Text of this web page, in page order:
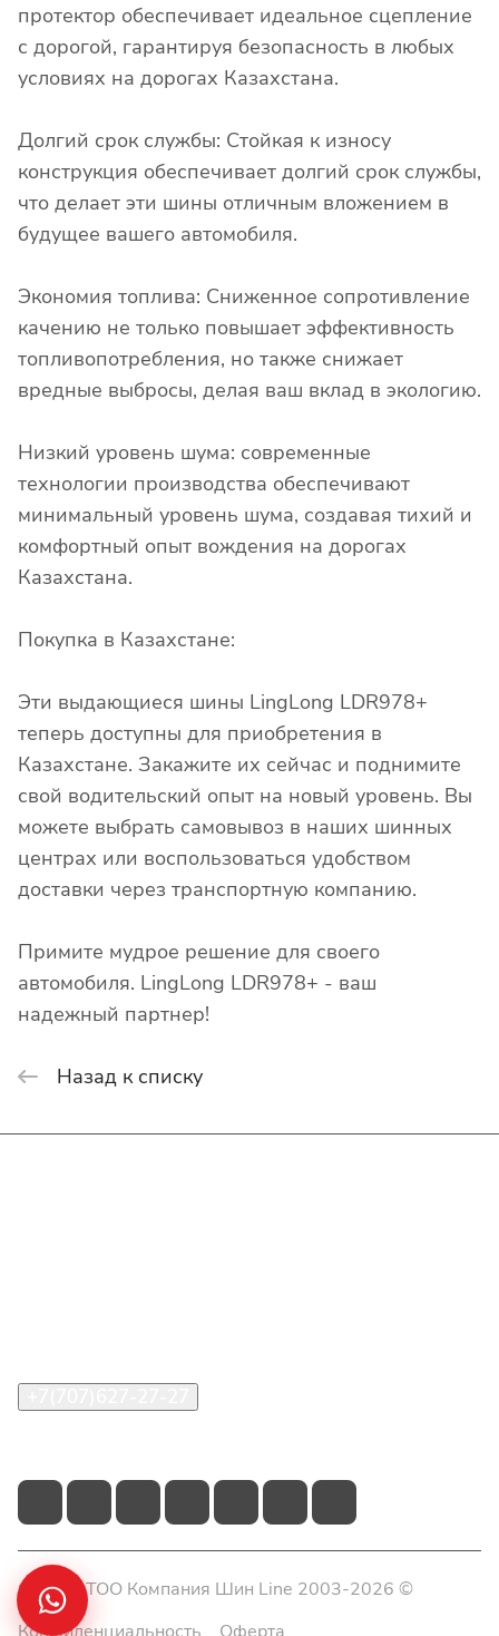
протектор обеспечивает идеальное сцепление
с дорогой, гарантируя безопасность в любых
условиях на дорогах Казахстана.
Долгий срок службы: Стойкая к износу
конструкция обеспечивает долгий срок службы,
что делает эти шины отличным вложением в
будущее вашего автомобиля.
Экономия топлива: Сниженное сопротивление
качению не только повышает эффективность
топливопотребления, но также снижает
вредные выбросы, делая ваш вклад в экологию.
Низкий уровень шума: современные
технологии производства обеспечивают
минимальный уровень шума, создавая тихий и
комфортный опыт вождения на дорогах
Казахстана.
Покупка в Казахстане:
Эти выдающиеся шины LingLong LDR978+
теперь доступны для приобретения в
Казахстане. Закажите их сейчас и поднимите
свой водительский опыт на новый уровень. Вы
можете выбрать самовывоз в наших шинных
центрах или воспользоваться удобством
доставки через транспортную компанию.
Примите мудрое решение для своего
автомобиля. LingLong LDR978+ - ваш
надежный партнер!
Назад к списку
© 2026 ТОО Компания Шин Line 2003-2026 ©